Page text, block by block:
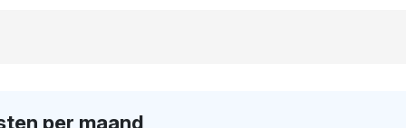
per maand